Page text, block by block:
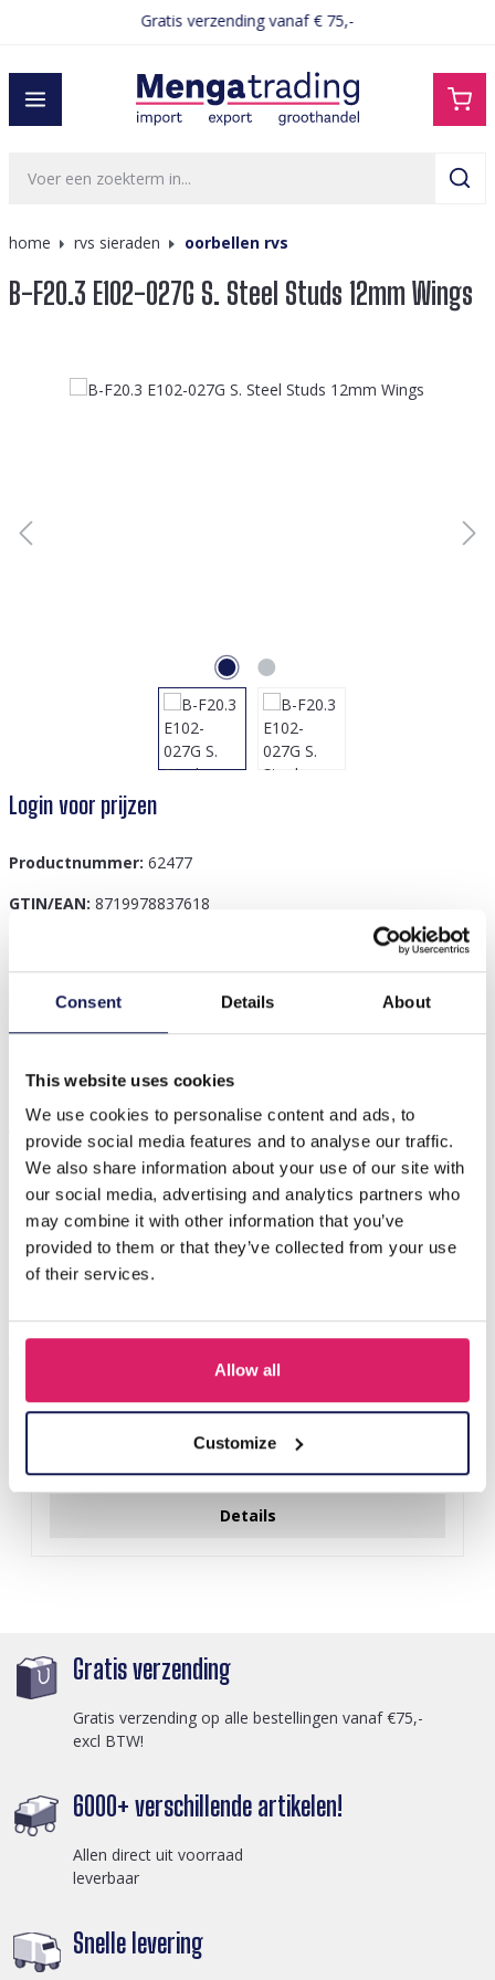
Consent Details About
This website uses cookies
We use cookies to personalise content and ads, to
provide social media features and to analyse our traffic.
We also share information about your use of our site with
our social media, advertising and analytics partners who
may combine it with other information that you’ve
provided to them or that they’ve collected from your use
of their services.
Allow all
Customize
Gratis verzending vanaf € 75,-
home rvs sieraden oorbellen rvs
B-F20.3 E102-027G S. Steel Studs 12mm Wings
Afbeeldingengalerij overslaan
Login voor prijzen
Productnummer: 62477
GTIN/EAN: 8719978837618
Beschrijving
B-F20.3 E102-027G S. Steel Studs 12mm Wings
Anderen kochten ook
Login voor prijzen
Details
Gratis verzending
Gratis verzending op alle bestellingen vanaf €75,-
excl BTW!
6000+ verschillende artikelen!
Allen direct uit voorraad
leverbaar
Snelle levering